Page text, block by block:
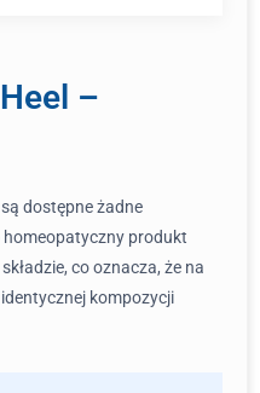
–
dostępne żadne
homeopatyczny produkt
co oznacza, że na
kompozycji